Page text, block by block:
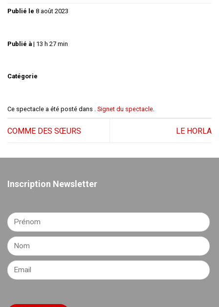
Publié le 8 août 2023
Publié à | 13 h 27 min
Catégorie
Ce spectacle a été posté dans . Signet du spectacle
COMME DES SŒURS LE HORLA
Inscription Newsletter